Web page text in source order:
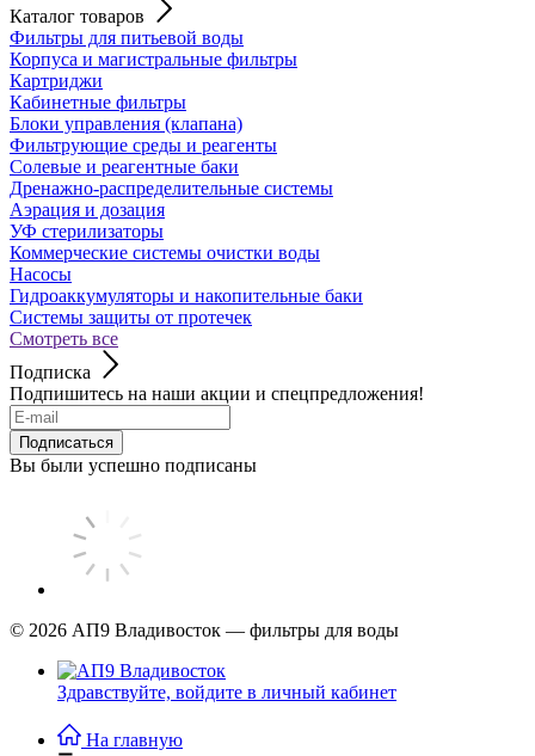
Каталог товаров
Фильтры для питьевой воды
Корпуса и магистральные фильтры
Картриджи
Кабинетные фильтры
Блоки управления (клапана)
Фильтрующие среды и реагенты
Солевые и реагентные баки
Дренажно-распределительные системы
Аэрация и дозация
УФ стерилизаторы
Коммерческие системы очистки воды
Насосы
Гидроаккумуляторы и накопительные баки
Системы защиты от протечек
Смотреть все
Подписка
Подпишитесь на наши акции и спецпредложения!
Подписаться
Вы были успешно подписаны
© 2026 АП9 Владивосток — фильтры для воды
Здравствуйте, войдите в личный кабинет
На главную